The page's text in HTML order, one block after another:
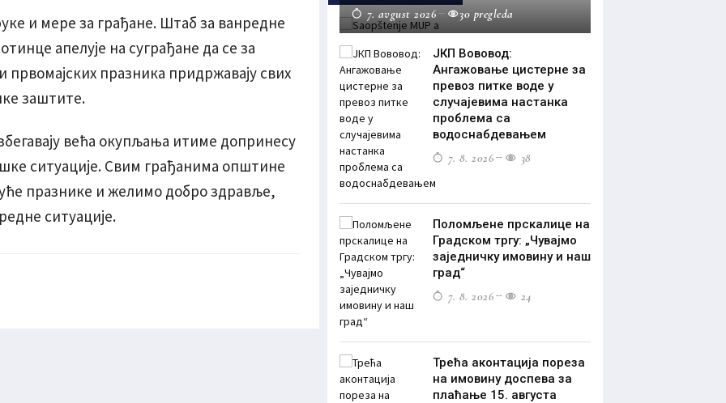
и мере за грађане. Штаб за ванредне
апелује на суграђане да се за
празника придржавају свих
заштите.
већа окупљања итиме допринесу
ситуације. Свим грађанима општине
празнике и желимо добро здравље,
ситуације.
7. avgust 2026 30 pregleda
ЈКП Вововод:
Ангажовање цистерне за
превоз питке воде у
случајевима настанка
проблема са
водоснабдевањем
7. 8. 2026
38
Поломљене прскалице на
Градском тргу: „Чувајмо
заједничку имовину и наш
град“
7. 8. 2026
24
Трећа аконтација пореза
на имовину доспева за
плаћање 15. августа